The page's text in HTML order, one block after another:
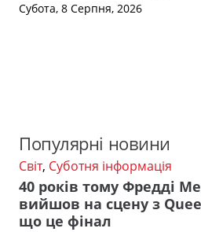
Субота, 8 Серпня, 2026
Популярні новини
Світ, Суботня інформація
40 років тому Фредді
вийшов на сцену з
що це фінал